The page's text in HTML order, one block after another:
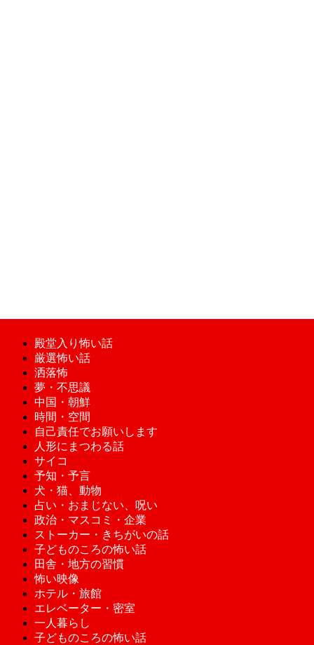
殿堂入り怖い話
厳選怖い話
洒落怖
夢・不思議
中国・朝鮮
時間・空間
自己責任でお願いします
人形にまつわる話
サイコ
予知・予言
犬・猫、動物
占い・おまじない、呪い
政治・マスコミ・企業
ストーカー・きちがいの話
子どものころの怖い話
田舎・地方の習慣
怖い映像
ホテル・旅館
エレベーター・密室
一人暮らし
子どものころの怖い話